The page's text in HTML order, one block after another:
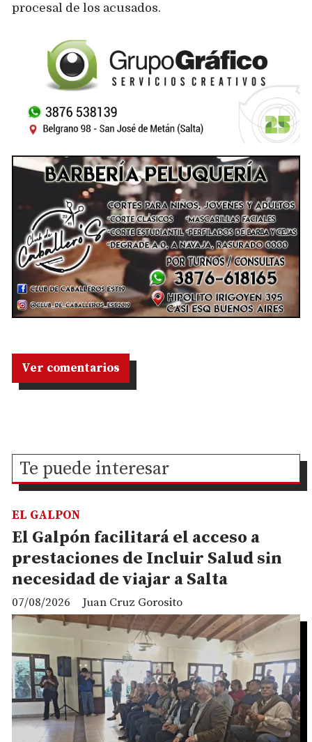
procesal de los acusados.
Ver comentarios
Te puede interesar
El Galpón facilitará el acceso a
prestaciones de Incluir Salud sin
necesidad de viajar a Salta
Juan Cruz Gorosito
EL GALPON
07/08/2026